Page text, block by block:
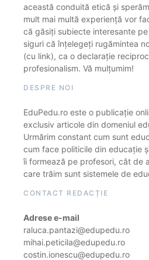
această conduită etică și
mult mai multă experiență vor
că găsiți subiecte interesante
siguri că înțelegeți rugămintea
(cu link), ca o declarație
profesionalism. Vă mulțumim!
DESPRE NOI
EduPedu.ro este o publicație
exclusiv articole din domeniul
Urmărim constant cum sunt
cum face politicile din educație
îi formează pe profesori, cât de
care trăim sunt sistemele de
CONTACT REDACȚIE
Adrese e-mail
raluca.pantazi@edupedu.ro
mihai.peticila@edupedu.ro
costin.ionescu@edupedu.ro